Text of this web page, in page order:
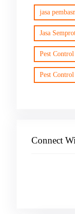
jasa
Jasa
Pest
Pest
Connect